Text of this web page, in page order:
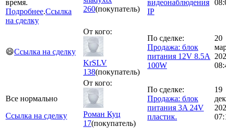
время.
Подробнее.Ссылка
на сделку
260(покупатель)
видеонаблюдения
IP
😄Ссылка на сделку
От кого:
KrSLV
138(покупатель)
По сделке:
Продажа: блок
питания 12V 8.5A
100W
20
Все нормально
Ссылка на сделку
От кого:
Роман Куц
17(покупатель)
По сделке:
Продажа: блок
питания 3A 24V
пластик.
19
дек